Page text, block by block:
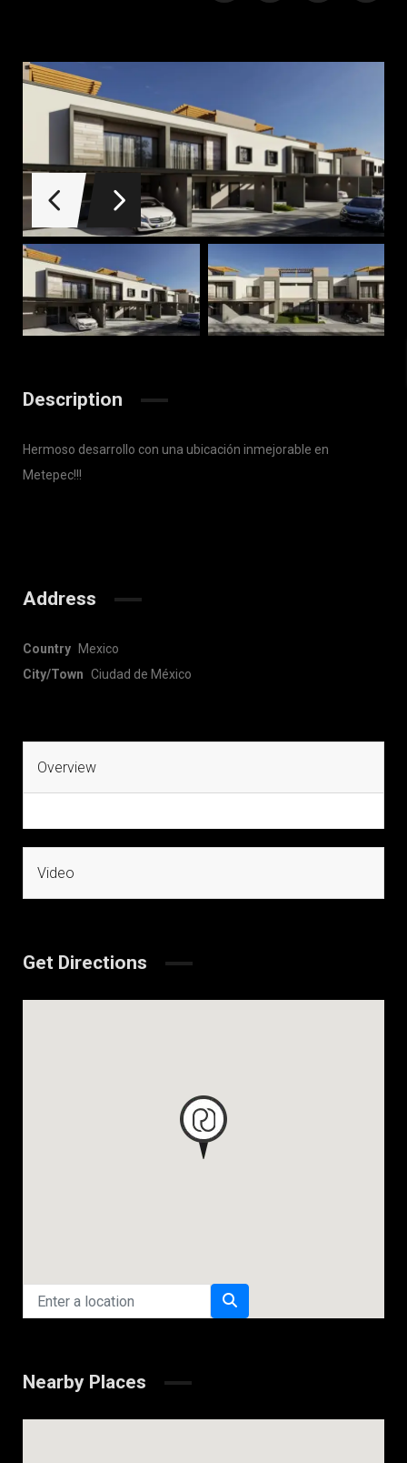
Description
Hermoso desarrollo con una ubicación inmejorable en
Metepec!!!
Address
Country
Mexico
City/Town Ciudad de México
Overview
Video
Get Directions
Nearby Places